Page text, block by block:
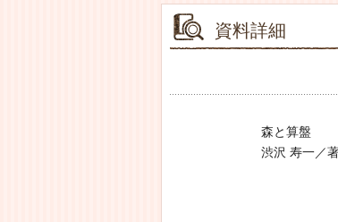
資料詳細
森と算盤
渋沢 寿一／